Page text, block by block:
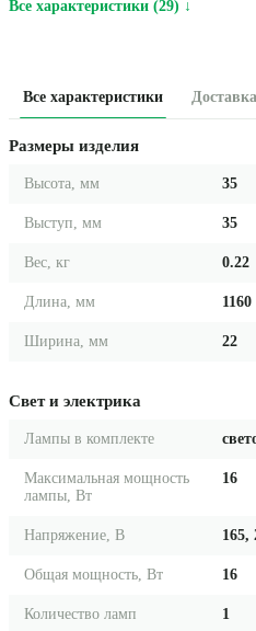
Все характеристики (29) ↓
Все характеристики Доставка
Размеры изделия
Высота, мм 35
Выступ, мм 35
Вес, кг 0.22
Длина, мм 1160
Ширина, мм 22
Свет и электрика
Лампы в комплекте
Максимальная мощность
лампы, Вт
16
Напряжение, В 165,
Общая мощность, Вт 16
Количество ламп 1